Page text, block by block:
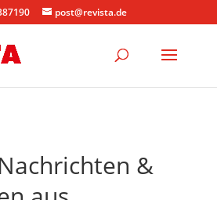
post@revista.de
&